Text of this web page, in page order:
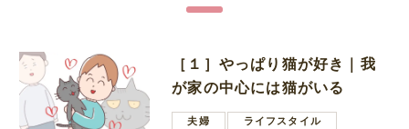
［１］やっぱり猫が好き｜我
が家の中心には猫がいる
夫婦
ライフスタイル